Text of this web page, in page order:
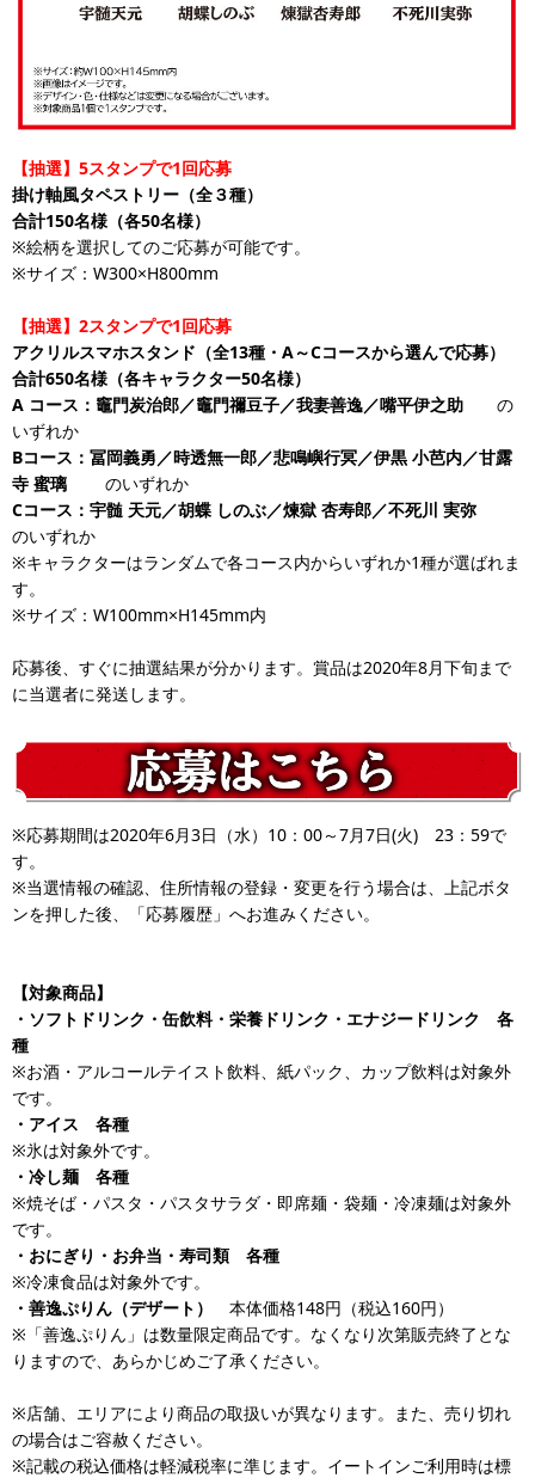
【抽選】5スタンプで1回応募
掛け軸風タペストリー（全３種）
合計150名様（各50名様）
※絵柄を選択してのご応募が可能です。
※サイズ：W300×H800mm
【抽選】2スタンプで1回応募
アクリルスマホスタンド（全13種・A～Cコースから選んで応募）
合計650名様（各キャラクター50名様）
A コース：竈門炭治郎／竈門禰豆子／我妻善逸／嘴平伊之助 の
いずれか
Bコース：冨岡義勇／時透無一郎／悲鳴嶼行冥／伊黒 小芭内／甘露
寺 蜜璃
のいずれか
Cコース：宇髄 天元／胡蝶 しのぶ／煉獄 杏寿郎／不死川 実弥
のいずれか
※キャラクターはランダムで各コース内からいずれか1種が選ばれま
す。
※サイズ：W100mm×H145mm内
応募後、すぐに抽選結果が分かります。賞品は2020年8月下旬まで
に当選者に発送します。
※応募期間は2020年6月3日（水）10：00～7月7日(火) 23：59で
す。
※当選情報の確認、住所情報の登録・変更を行う場合は、上記ボタ
ンを押した後、「応募履歴」へお進みください。
【対象商品】
・ソフトドリンク・缶飲料・栄養ドリンク・エナジードリンク 各
種
※お酒・アルコールテイスト飲料、紙パック、カップ飲料は対象外
です。
・アイス 各種
※氷は対象外です。
・冷し麺 各種
※焼そば・パスタ・パスタサラダ・即席麺・袋麺・冷凍麺は対象外
です。
・おにぎり・お弁当・寿司類 各種
※冷凍食品は対象外です。
・善逸ぷりん（デザート） 本体価格148円（税込160円）
※「善逸ぷりん」は数量限定商品です。なくなり次第販売終了とな
りますので、あらかじめご了承ください。
※店舗、エリアにより商品の取扱いが異なります。また、売り切れ
の場合はご容赦ください。
※記載の税込価格は軽減税率に準じます。イートインご利用時は標